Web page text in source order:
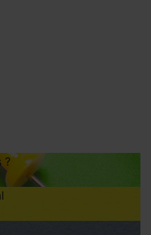
?